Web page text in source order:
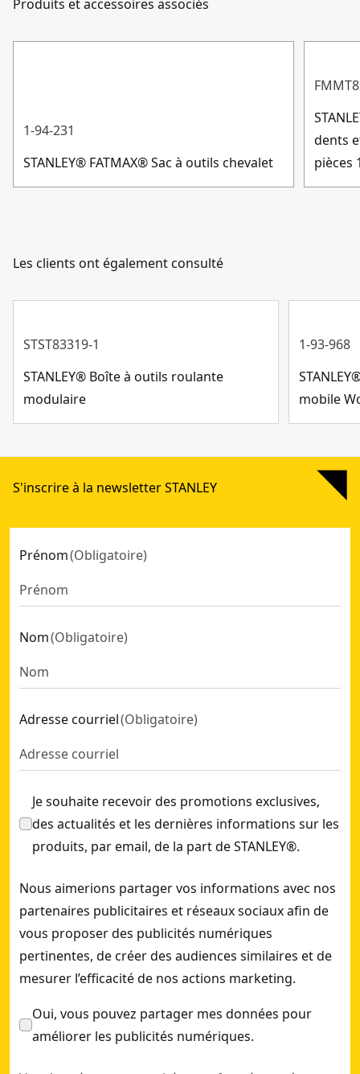
outils de grande taille à l'intérieur de la boîte à outils
Poignée ergonomique et résistante permettant de
Longueur du
Service client
Produits et accessoires associés
1-94-231
STANLEY® FATMAX® Sac à outils chevalet
dents
pièces
Les clients ont également consulté
STST83319-1
STANLEY® Boîte à outils roulante
modulaire
1-93-968
mobile
S'inscrire à la newsletter STANLEY
Prénom(Obligatoire)
Nom(Obligatoire)
Adresse courriel(Obligatoire)
Je souhaite recevoir des promotions exclusives,
des actualités et les dernières informations sur les
produits, par email, de la part de STANLEY®.
Nous aimerions partager vos informations avec nos
partenaires publicitaires et réseaux sociaux afin de
vous proposer des publicités numériques
pertinentes, de créer des audiences similaires et de
mesurer l’efficacité de nos actions marketing.
Oui, vous pouvez partager mes données pour
améliorer les publicités numériques.